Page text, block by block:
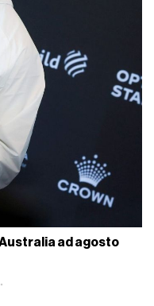
ad agosto